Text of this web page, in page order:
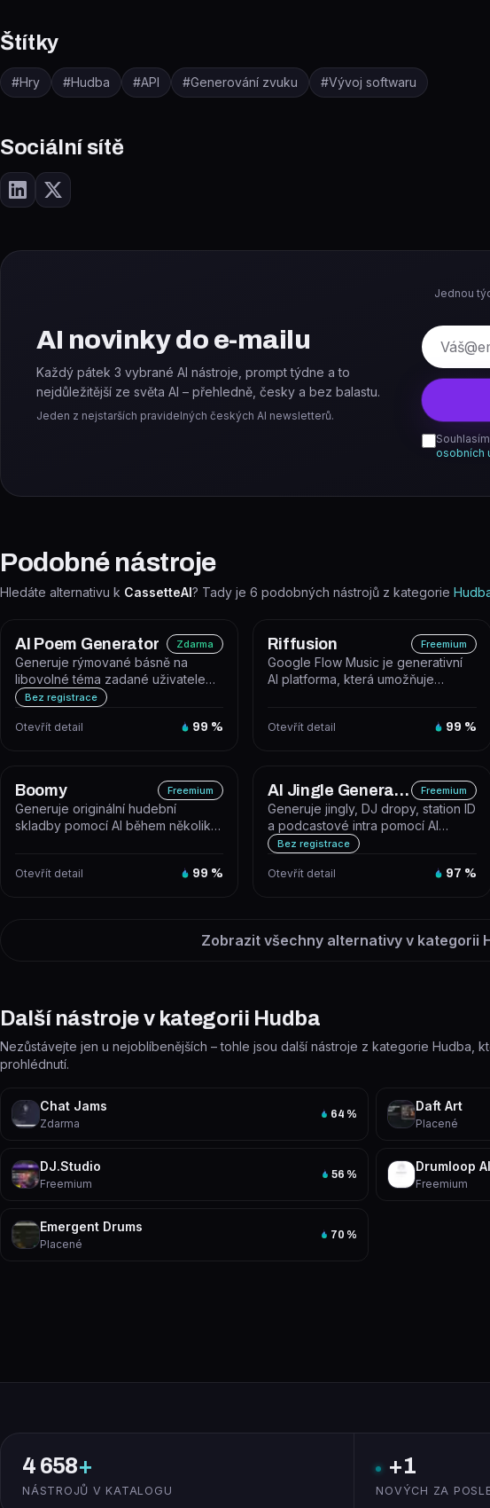
Štítky
#Hry #Hudba #API #Generování zvuku #Vývoj softwaru
Sociální sítě
AI novinky do e-mailu
Každý pátek 3 vybrané AI nástroje, prompt týdne a to
nejdůležitější ze světa AI – přehledně, česky a bez balastu.
Jeden z nejstarších pravidelných českých AI newsletterů.
Jednou
E-mail
osobních
Podobné nástroje
Hledáte alternativu k CassetteAI? Tady je 6 podobných nástrojů z kategorie
AI Poem Generator Zdarma
Generuje rýmované básně na
libovolné téma zadané uživatelem.
Nástroj je dostupný zdarma online
Bez registrace
Otevřít detail 99 %
Riffusion Freemium
Google Flow Music je generativní
AI platforma, která umožňuje
Otevřít detail 99 %
Boomy Freemium
Generuje originální hudební
skladby pomocí AI během několika
Otevřít detail 99 %
AI Jingle Generator Freemium
Generuje jingly, DJ dropy, station ID
a podcastové intra pomocí AI
hlasové syntézy a knihovny zv...
Bez registrace
Otevřít detail 97 %
Zobrazit všechny alternativy v kategorii
Další nástroje v kategorii Hudba
Nezůstávejte jen u nejoblíbenějších – tohle jsou další nástroje z kategorie Hudba,
prohlédnutí.
Chat Jams
Zdarma
64 %
Daft Art
Placené
DJ.Studio
Freemium
56 %
Drumloop AI
Freemium
Emergent Drums
Placené
70 %
4 658+
NÁSTROJŮ V KATALOGU
+1
NOVÝCH ZA